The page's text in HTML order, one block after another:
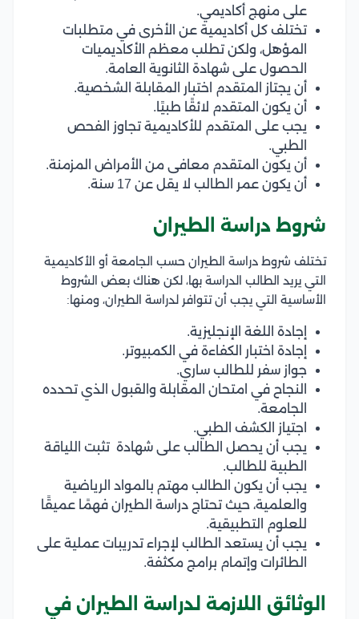
على منهج أكاديمي.
تختلف كل أكاديمية عن الأخرى في متطلبات
المؤهل، ولكن تطلب معظم الأكاديميات
الحصول على شهادة الثانوية العامة.
أن يجتاز المتقدم اختبار المقابلة الشخصية.
أن يكون المتقدم لائقًا طبيًا.
يجب على المتقدم للأكاديمية تجاوز الفحص
الطبي.
أن يكون المتقدم معافى من الأمراض المزمنة.
أن يكون عمر الطالب لا يقل عن 17 سنة.
شروط دراسة الطيران
تختلف شروط دراسة الطيران حسب الجامعة أو الأكاديمية
التي يريد الطالب الدراسة بها، لكن هناك بعض الشروط
الأساسية التي يجب أن تتوافر لدراسة الطيران، ومنها:
إجادة اللغة الإنجليزية.
إجادة اختبار الكفاءة في الكمبيوتر.
جواز سفر للطالب ساري.
النجاح في امتحان المقابلة والقبول الذي تحدده
الجامعة.
اجتياز الكشف الطبي.
يجب أن يحصل الطالب على شهادة تثبت اللياقة
الطبية للطالب.
يجب أن يكون الطالب مهتم بالمواد الرياضية
والعلمية، حيث تحتاج دراسة الطيران فهمًا عميقًا
للعلوم التطبيقية.
يجب أن يستعد الطالب لإجراء تدريبات عملية على
الطائرات وإتمام برامج مكثفة.
الوثائق اللازمة لدراسة الطيران في